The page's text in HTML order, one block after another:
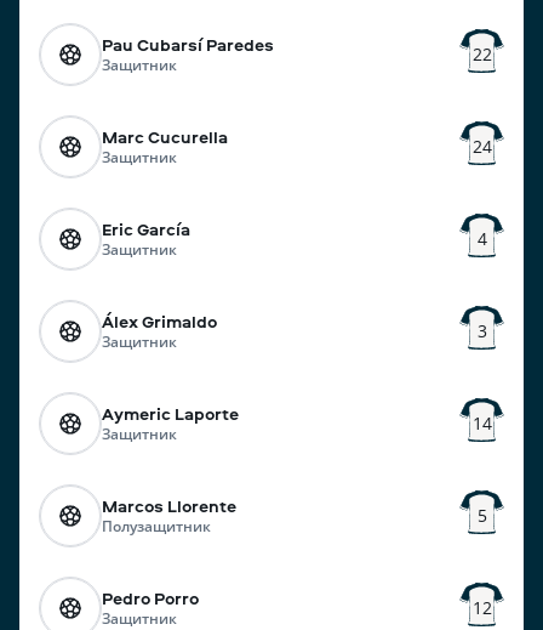
Pau Cubarsí Paredes
Защитник 22
Marc Cucurella
Защитник 24
Eric García
Защитник 4
Álex Grimaldo
Защитник 3
Aymeric Laporte
Защитник 14
Marcos Llorente
Полузащитник 5
Pedro Porro
Защитник 12